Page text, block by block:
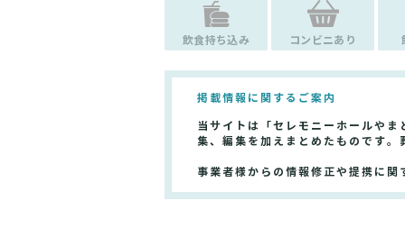
飲食持ち込み コンビニあり
掲載情報に関するご案内
当サイトは「セレモニーホールや
集、編集を加えまとめたものです
事業者様からの情報修正や提携に